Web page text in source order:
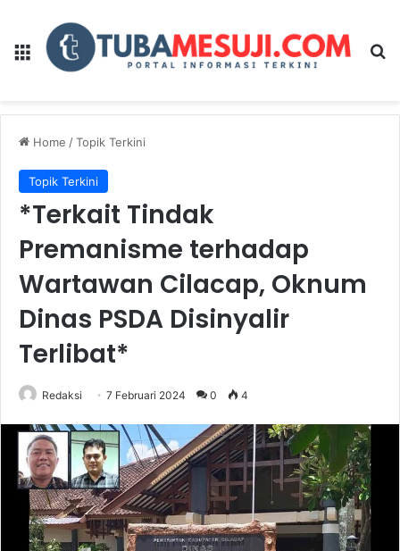
Menu
Home /Topik Terkini
Topik Terkini
*Terkait Tindak
Premanisme terhadap
Wartawan Cilacap, Oknum
Dinas PSDA Disinyalir
Terlibat*
Redaksi 7 Februari 2024 0 4